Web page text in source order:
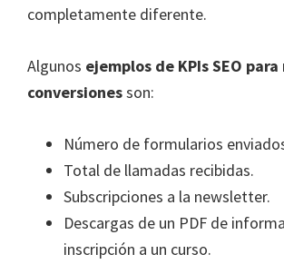
completamente diferente.
Algunos ejemplos de KPIs SEO
conversionesson:
Número de formularios
Total de llamadas recibidas.
Subscripciones a la newsletter.
Descargas de un PDF de
inscripción a un curso.